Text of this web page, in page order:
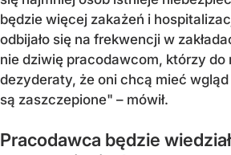
będzie więcej zakażeń i
odbijało się na frekwencji w
nie dziwię pracodawcom, którzy do
dezyderaty, że oni chcą mieć
są zaszczepione" – mówił.
Pracodawca będzie wiedział